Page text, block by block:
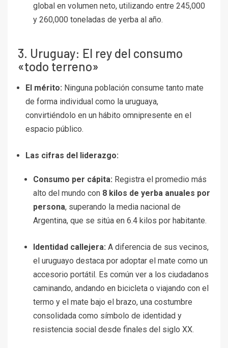
global en volumen neto, utilizando entre 245,000
y 260,000 toneladas de yerba al año.
3. Uruguay: El rey del consumo
«todo terreno»
El mérito: Ninguna población consume tanto mate
de forma individual como la uruguaya,
convirtiéndolo en un hábito omnipresente en el
espacio público.
Las cifras del liderazgo:
Consumo per cápita: Registra el promedio más
alto del mundo con 8 kilos de yerba anuales por
persona, superando la media nacional de
Argentina, que se sitúa en 6.4 kilos por habitante.
Identidad callejera: A diferencia de sus vecinos,
el uruguayo destaca por adoptar el mate como un
accesorio portátil. Es común ver a los ciudadanos
caminando, andando en bicicleta o viajando con el
termo y el mate bajo el brazo, una costumbre
consolidada como símbolo de identidad y
resistencia social desde finales del siglo XX.